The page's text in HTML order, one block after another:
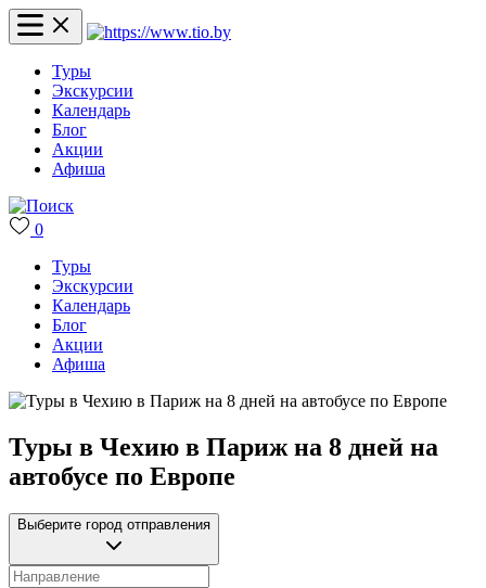
Туры
Экскурсии
Календарь
Блог
Акции
Афиша
0
Туры
Экскурсии
Календарь
Блог
Акции
Афиша
Туры в Чехию в Париж на 8 дней на
автобусе по Европе
Выберите город отправления